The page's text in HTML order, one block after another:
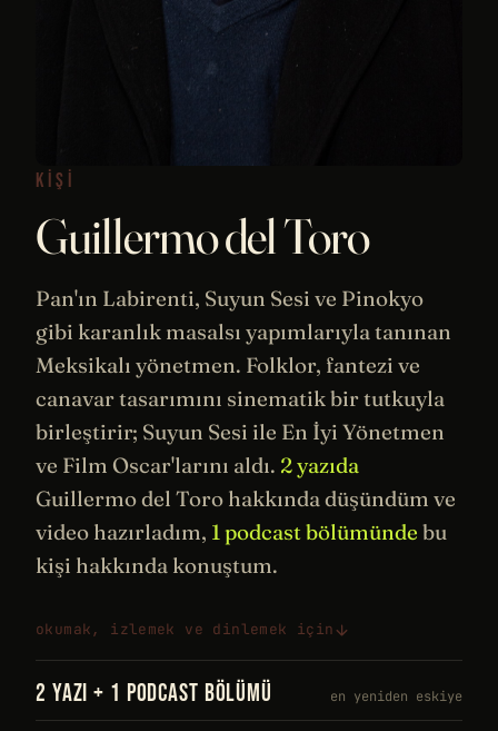
KIŞI
Guillermo del Toro
Pan'ın Labirenti, Suyun Sesi ve Pinokyo
gibi karanlık masalsı yapımlarıyla tanınan
Meksikalı yönetmen. Folklor, fantezi ve
canavartasarımını sinematikbir tutkuyla
birleştirir; Suyun Sesi ile En İyi Yönetmen
ve Film Oscar'larını aldı. 2 yazıda
Guillermo del Toro hakkında düşündüm ve
video hazırladım, 1 podcast bölümünde bu
kişi hakkında konuştum.
okumak, izlemek ve dinlemek için
2 YAZI + 1 PODCAST BÖLÜMÜ en yeniden eskiye